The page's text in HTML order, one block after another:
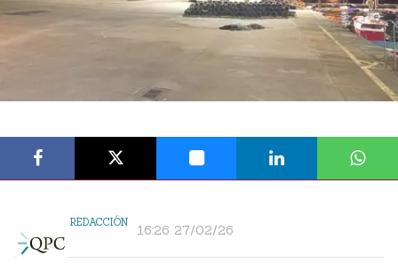
REDACCIÓN 16:26 27/02/26